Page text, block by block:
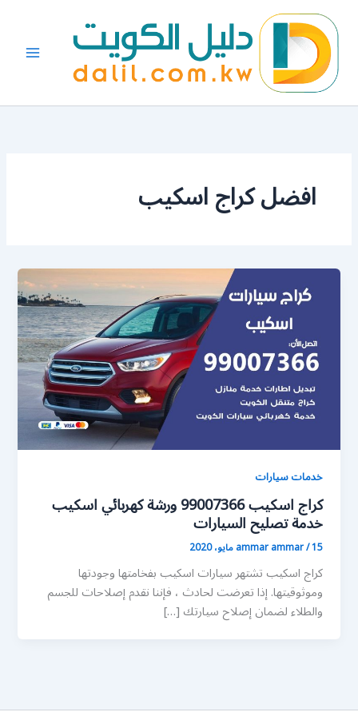
المحتوى
افضل كراج اسكيب
خدمات سيارات
كراج اسكيب 99007366 ورشة كهربائي اسكيب
خدمة تصليح السيارات
ammar ammar/15 مايو، 2020
كراج اسكيب تشتهر سيارات اسكيب بفخامتها وجودتها
وموثوقيتها. إذا تعرضت لحادث ، فإننا نقدم إصلاحات للجسم
والطلاء لضمان إصلاح سيارتك […]